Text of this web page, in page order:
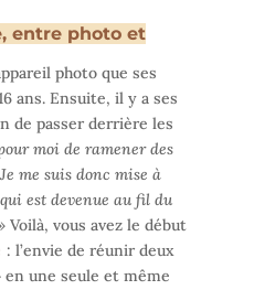
entre photo et
photo que ses
ans. Ensuite, il y a ses
de passer derrière les
moi de ramener des
me suis donc mise à
est devenue au fil du
Voilà, vous avez le début
: l’envie de réunir deux
en une seule et même